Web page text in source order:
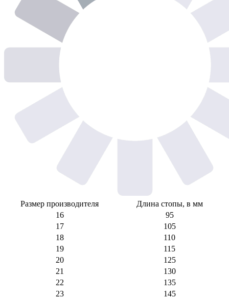
Размер производителя
Длина стопы, в мм
16
95
17
105
18
110
19
115
20
125
21
130
22
135
23
145